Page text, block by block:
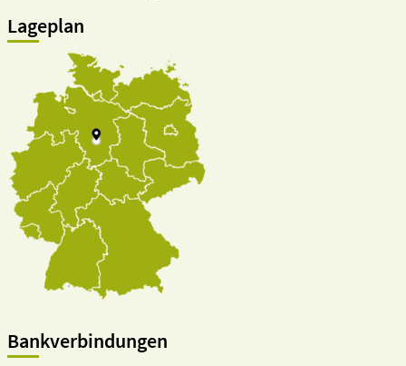
Lageplan
Bankverbindungen